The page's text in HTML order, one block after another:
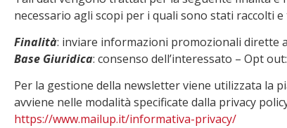
necessario agli scopi per i quali sono stati raccolti
Finalità: inviare informazioni promozionali dirette
Base Giuridica: consenso dell’interessato – Opt
Per la gestione della newsletter viene utilizzata la
avviene nelle modalità specificate dalla privacy
https://www.mailup.it/informativa-privacy/